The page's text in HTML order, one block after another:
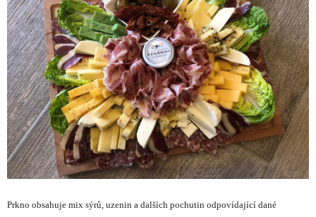
Prkno obsahuje mix sýrů, uzenin a dalších pochutin odpovídající dané
0,0
z
5
hvězdiček.